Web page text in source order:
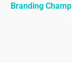
Branding Champ